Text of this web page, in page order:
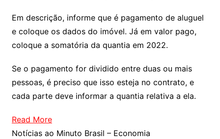
Em descrição, informe que é pagamento de aluguel
e coloque os dados do imóvel. Já em valor pago,
coloque a somatória da quantia em 2022.
Se o pagamento for dividido entre duas ou mais
pessoas, é preciso que isso esteja no contrato, e
cada parte deve informar a quantia relativa a ela.
Read More
Notícias ao Minuto Brasil – Economia